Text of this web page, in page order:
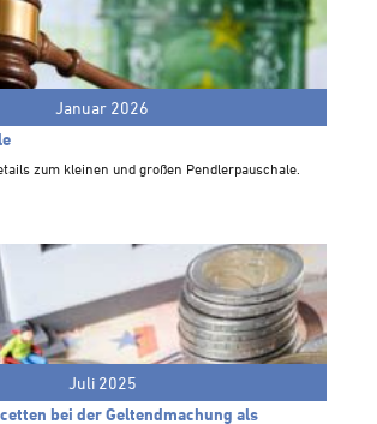
Management-Info
Ärzte-Info
Gastronomie-Info
Vermieter-Info
Januar 2026
zum kleinen und großen Pendlerpauschale.
Juli 2025
bei der Geltendmachung als